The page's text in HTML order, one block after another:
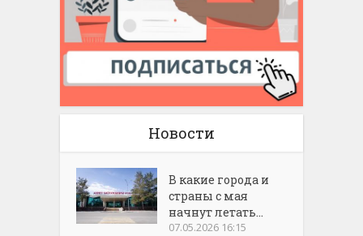
Новости
В какие города и
страны с мая
начнут летать...
07.05.2026 16:15